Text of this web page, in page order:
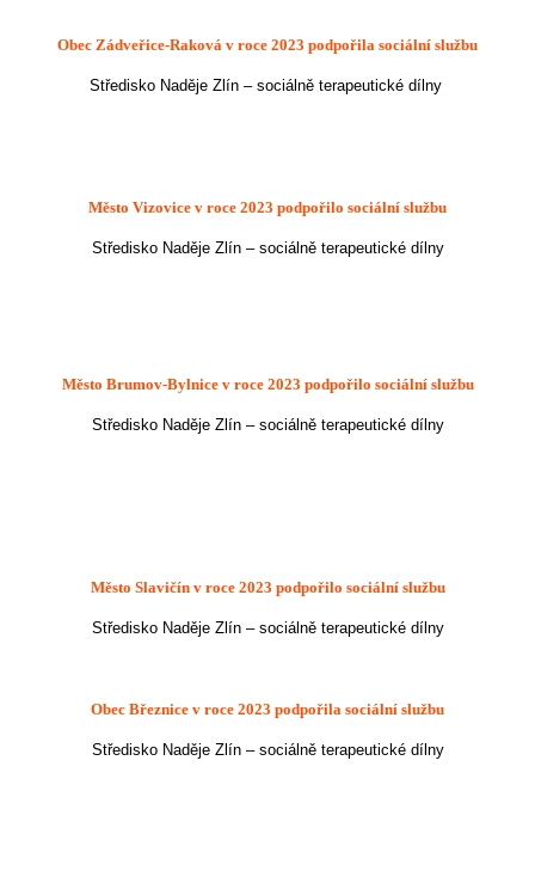
Obec Zádveřice-Raková v roce 2023 podpořila sociální službu
Středisko Naděje Zlín – sociálně terapeutické dílny
Město Vizovice v roce 2023 podpořilo sociální službu
Středisko Naděje Zlín – sociálně terapeutické dílny
Město Brumov-Bylnice v roce 2023 podpořilo sociální službu
Středisko Naděje Zlín – sociálně terapeutické dílny
Město Slavičín v roce 2023 podpořilo sociální službu
Středisko Naděje Zlín – sociálně terapeutické dílny
Obec Březnice v roce 2023 podpořila sociální službu
Středisko Naděje Zlín – sociálně terapeutické dílny